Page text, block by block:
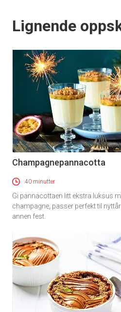
Lignende
Champagnepannacotta
40 minutter
Gi pannacottaen litt ekstra luksus
champagne, passer perfekt til nyttår
annen fest.